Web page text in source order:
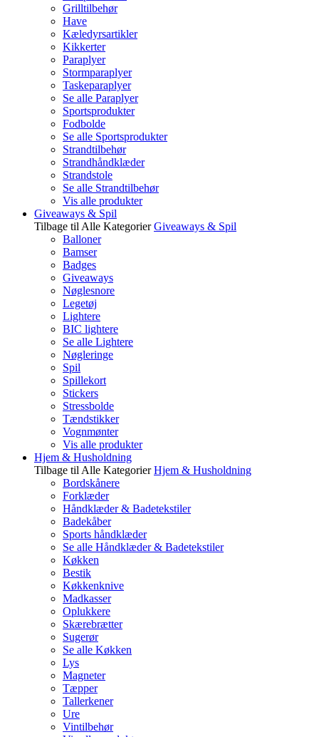
Grilltilbehør
Have
Kæledyrsartikler
Kikkerter
Paraplyer
Stormparaplyer
Taskeparaplyer
Se alle Paraplyer
Sportsprodukter
Fodbolde
Se alle Sportsprodukter
Strandtilbehør
Strandhåndklæder
Strandstole
Se alle Strandtilbehør
Vis alle produkter
Giveaways & Spil
Tilbage til Alle Kategorier Giveaways & Spil
Balloner
Bamser
Badges
Giveaways
Nøglesnore
Legetøj
Lightere
BIC lightere
Se alle Lightere
Nøgleringe
Spil
Spillekort
Stickers
Stressbolde
Tændstikker
Vognmønter
Vis alle produkter
Hjem & Husholdning
Tilbage til Alle Kategorier Hjem & Husholdning
Bordskånere
Forklæder
Håndklæder & Badetekstiler
Badekåber
Sports håndklæder
Se alle Håndklæder & Badetekstiler
Køkken
Bestik
Køkkenknive
Madkasser
Oplukkere
Skærebrætter
Sugerør
Se alle Køkken
Lys
Magneter
Tæpper
Tallerkener
Ure
Vintilbehør